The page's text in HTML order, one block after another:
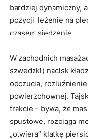
bardziej dynamiczny,
pozycji: leżenie na
czasem siedzenie.
W zachodnich
szwedzki) nacisk
odczucia,
powierzchownej.
trakcie – bywa, że
spustowe, rozciąga
„otwiera” klatkę